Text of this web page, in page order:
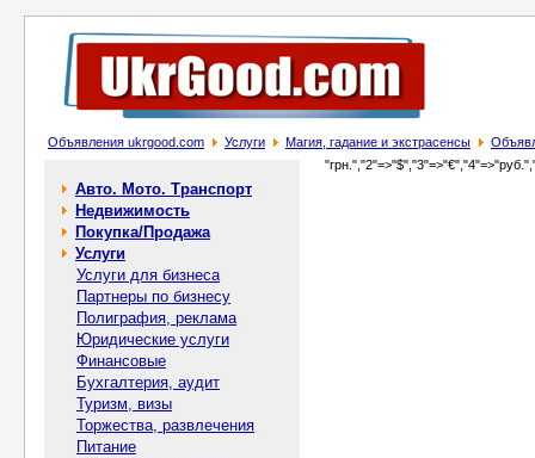
Объявления ukrgood.com Услуги Магия, гадание и экстрасенсы
Авто. Мото. Транспорт
Недвижимость
Покупка/Продажа
Услуги
Услуги для бизнеса
Партнеры по бизнесу
Полиграфия, реклама
Юридические услуги
Финансовые
Бухгалтерия, аудит
Туризм, визы
Торжества, развлечения
Питание